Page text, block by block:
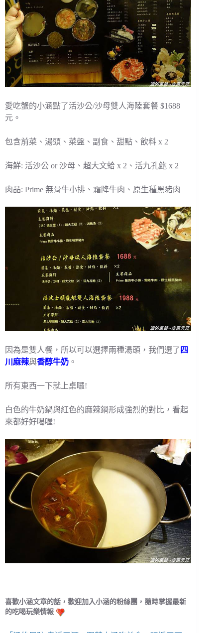
愛吃蟹的小涵點了活沙公/沙母雙人海陸套餐 $1688
元。
包含前菜、湯頭、菜盤、副食、甜點、飲料 x 2
海鮮: 活沙公 or 沙母、超大文蛤 x 2、活九孔鮑 x 2
肉品: Prime 無骨牛小排、霜降牛肉、原生種黑豬肉
因為是雙人餐，所以可以選擇兩種湯頭，我們選了 四
川麻辣與香醇牛奶 。
所有東西一下就上桌囉!
白色的牛奶鍋與紅色的麻辣鍋形成強烈的對比，看起
來都好好喝喔!
喜歡小涵文章的話，歡迎加入小涵的粉絲團，隨時掌握最新
的吃喝玩樂情報